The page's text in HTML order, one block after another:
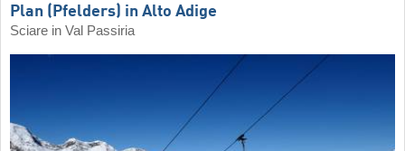
Plan (Pfelders) in Alto Adige
Sciare in Val Passiria